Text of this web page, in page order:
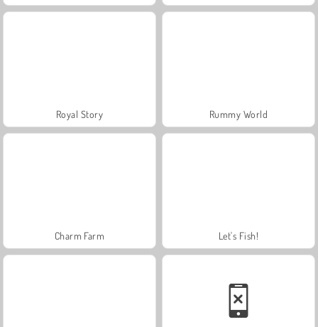
Royal Story Rummy World
Charm Farm Let's Fish!